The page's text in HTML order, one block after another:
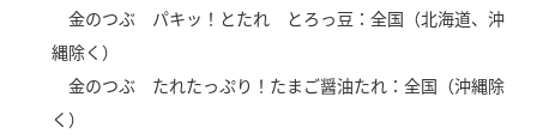
炊き込みご飯の素
お酢ドリンク
味ぽん
ぽん酢
ミツカンを知る
採用情報
金のつぶ パキッ！とたれ とろっ豆：全国（北海道、沖
縄除く）
金のつぶ たれたっぷり！たまご醤油たれ：全国（沖縄除
く）